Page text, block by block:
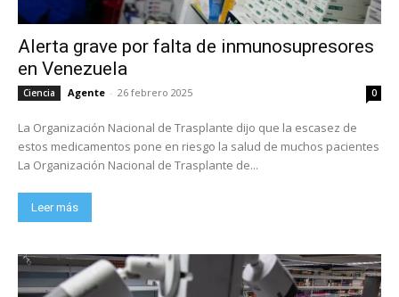
Alerta grave por falta de inmunosupresores
en Venezuela
Ciencia Agente - 26 febrero 2025 0
La Organización Nacional de Trasplante dijo que la escasez de
estos medicamentos pone en riesgo la salud de muchos pacientes
La Organización Nacional de Trasplante de...
Leer más